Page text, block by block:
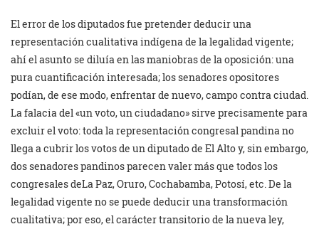
El error de los diputados fue pretender deducir una
representación cualitativa indígena de la legalidad vigente;
ahí el asunto se diluía en las maniobras de la oposición: una
pura cuantificación interesada; los senadores opositores
podían, de ese modo, enfrentar de nuevo, campo contra ciudad.
La falacia del «un voto, un ciudadano» sirve precisamente para
excluir el voto: toda la representación congresal pandina no
llega a cubrir los votos de un diputado de El Alto y, sin embargo,
dos senadores pandinos parecen valer más que todos los
congresales deLa Paz, Oruro, Cochabamba, Potosí, etc. De la
legalidad vigente no se puede deducir una transformación
cualitativa; por eso, el carácter transitorio de la nueva ley,